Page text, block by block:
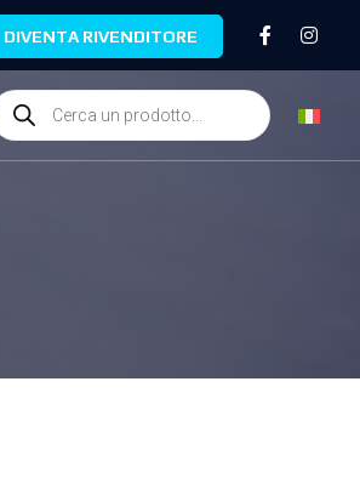
DIVENTA RIVENDITORE